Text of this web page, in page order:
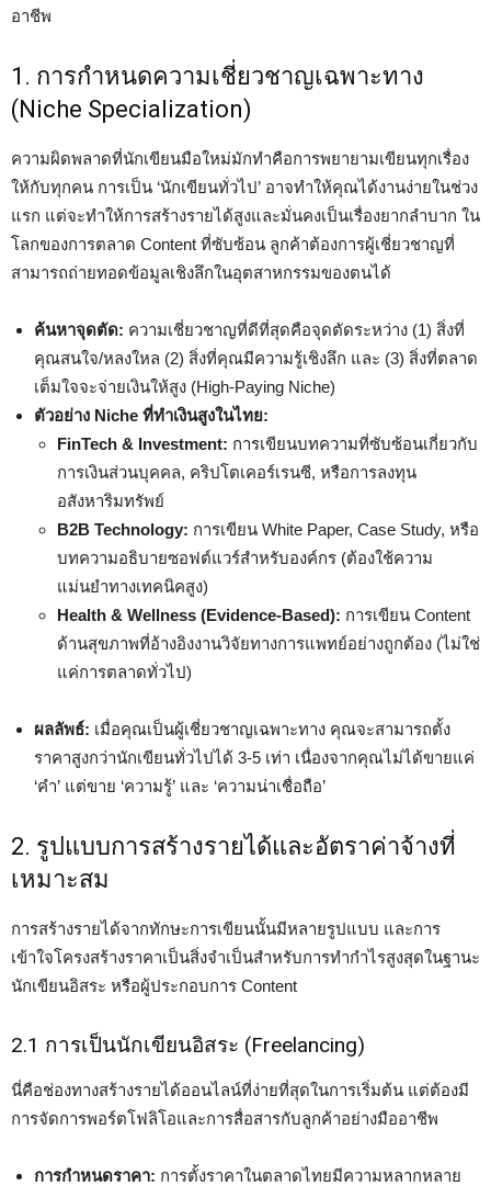
อาชีพ
1. การกำหนดความเชี่ยวชาญเฉพาะทาง
(Niche Specialization)
ความผิดพลาดที่นักเขียนมือใหม่มักทำคือการพยายามเขียนทุกเรื่อง
ให้กับทุกคน การเป็น ‘นักเขียนทั่วไป’ อาจทำให้คุณได้งานง่ายในช่วง
แรก แต่จะทำให้การสร้างรายได้สูงและมั่นคงเป็นเรื่องยากลำบาก ใน
โลกของการตลาด Content ที่ซับซ้อน ลูกค้าต้องการผู้เชี่ยวชาญที่
สามารถถ่ายทอดข้อมูลเชิงลึกในอุตสาหกรรมของตนได้
ค้นหาจุดตัด: ความเชี่ยวชาญที่ดีที่สุดคือจุดตัดระหว่าง (1) สิ่งที่
คุณสนใจ/หลงใหล (2) สิ่งที่คุณมีความรู้เชิงลึก และ (3) สิ่งที่ตลาด
เต็มใจจะจ่ายเงินให้สูง (High-Paying Niche)
ตัวอย่าง Niche ที่ทำเงินสูงในไทย:
FinTech & Investment: การเขียนบทความที่ซับซ้อนเกี่ยวกับ
การเงินส่วนบุคคล, คริปโตเคอร์เรนซี, หรือการลงทุน
อสังหาริมทรัพย์
B2B Technology: การเขียน White Paper, Case Study, หรือ
บทความอธิบายซอฟต์แวร์สำหรับองค์กร (ต้องใช้ความ
แม่นยำทางเทคนิคสูง)
Health & Wellness (Evidence-Based): การเขียน Content
ด้านสุขภาพที่อ้างอิงงานวิจัยทางการแพทย์อย่างถูกต้อง (ไม่ใช่
แค่การตลาดทั่วไป)
ผลลัพธ์: เมื่อคุณเป็นผู้เชี่ยวชาญเฉพาะทาง คุณจะสามารถตั้ง
ราคาสูงกว่านักเขียนทั่วไปได้ 3-5 เท่า เนื่องจากคุณไม่ได้ขายแค่
‘คำ’ แต่ขาย ‘ความรู้’ และ ‘ความน่าเชื่อถือ’
2. รูปแบบการสร้างรายได้และอัตราค่าจ้างที่
เหมาะสม
การสร้างรายได้จากทักษะการเขียนนั้นมีหลายรูปแบบ และการ
เข้าใจโครงสร้างราคาเป็นสิ่งจำเป็นสำหรับการทำกำไรสูงสุดในฐานะ
นักเขียนอิสระ หรือผู้ประกอบการ Content
2.1 การเป็นนักเขียนอิสระ (Freelancing)
นี่คือช่องทางสร้างรายได้ออนไลน์ที่ง่ายที่สุดในการเริ่มต้น แต่ต้องมี
การจัดการพอร์ตโฟลิโอและการสื่อสารกับลูกค้าอย่างมืออาชีพ
การกำหนดราคา: การตั้งราคาในตลาดไทยมีความหลากหลาย